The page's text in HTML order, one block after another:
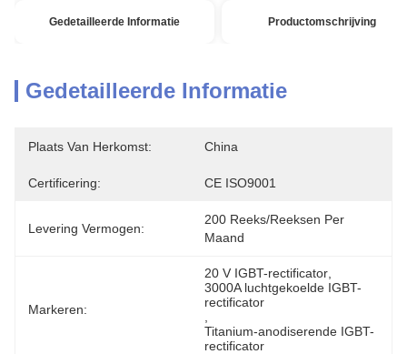
Gedetailleerde Informatie Productomschrijving
Gedetailleerde Informatie
Plaats Van Herkomst: China
Certificering: CE ISO9001
Levering Vermogen:
200 Reeks/Reeksen Per
Maand
Markeren:
20 V IGBT-rectificator
3000A luchtgekoelde IGBT-
rectificator
Titanium-anodiserende IGBT-
rectificator